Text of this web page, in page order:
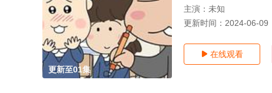
更新至01集
主演： 未知
更新时间： 2024-06-09
 在线观看